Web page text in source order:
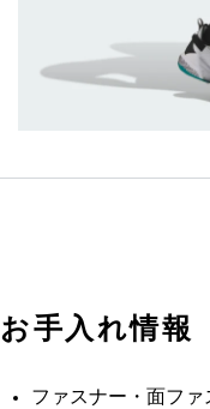
お手入れ情報
ファスナー・面フ